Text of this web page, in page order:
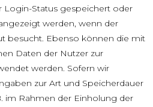
Login-Status gespeichert oder
werden, wenn der
besucht. Ebenso können die mit
Daten der Nutzer zur
werden. Sofern wir
zur Art und Speicherdauer
im Rahmen der Einholung der